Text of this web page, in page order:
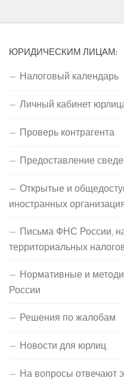
ЮРИДИЧЕСКИМ ЛИЦАМ:
Налоговый календарь
Личный кабинет
Проверь контрагента
Предоставление
Открытые и
иностранных
Письма ФНС России,
территориальных
Нормативные и
России
Решения по жалобам
Новости для юрлиц
На вопросы отвечают